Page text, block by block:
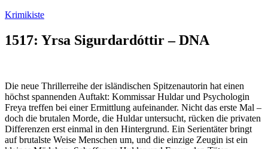
Zum
springen
Krimikiste
1517: Yrsa Sigurdardóttir – DNA
Die neue Thrillerreihe der isländischen Spitzenautorin hat einen
höchst spannenden Auftakt: Kommissar Huldar und Psychologin
Freya treffen bei einer Ermittlung aufeinander. Nicht das erste Mal –
doch die brutalen Morde, die Huldar untersucht, rücken die privaten
Differenzen erst einmal in den Hintergrund. Ein Serientäter bringt
auf brutalste Weise Menschen um, und die einzige Zeugin ist ein